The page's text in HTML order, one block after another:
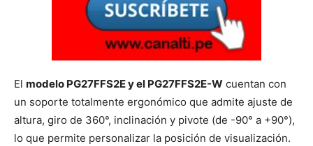
El modelo PG27FFS2E y el PG27FFS2E-W cuentan con
un soporte totalmente ergonómico que admite ajuste de
altura, giro de 360°, inclinación y pivote (de -90° a +90°),
lo que permite personalizar la posición de visualización.